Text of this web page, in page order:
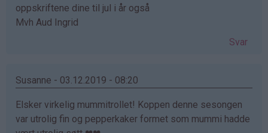
oppskriftene dine til jul i år også
Mvh Aud Ingrid
Svar
Susanne - 03.12.2019 - 08:20
Elsker virkelig mummitrollet! Koppen denne sesongen
var utrolig fin og pepperkaker formet som mummi hadde